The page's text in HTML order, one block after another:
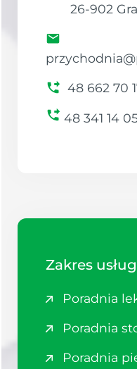
26-902
48 662 70
48 341 14
Zakres usług
Poradnia
Poradnia
Poradnia